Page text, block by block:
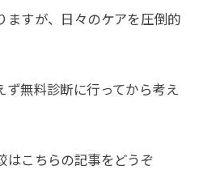
ますが、日々のケアを圧倒的
ず無料診断に行ってから考え
はこちらの記事をどうぞ